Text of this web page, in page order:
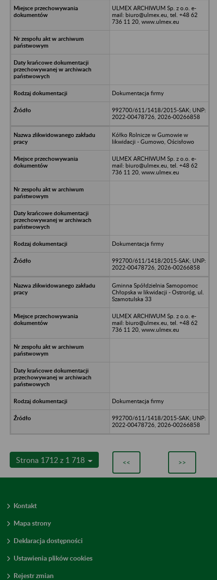
ULMEX ARCHIWUM Sp. z o.o. e-
mail: biuro@ulmex.eu, tel. +48 62
736 11 20, www.ulmex.eu
Dokumentacja firmy
992700/611/1418/2015-SAK; UNP:
2022-00478726, 2026-00266858
Kółko Rolnicze w Gumowie w
likwidacji - Gumowo, Ościsłowo
ULMEX ARCHIWUM Sp. z o.o. e-
mail: biuro@ulmex.eu, tel. +48 62
736 11 20, www.ulmex.eu
Dokumentacja firmy
992700/611/1418/2015-SAK; UNP:
2022-00478726, 2026-00266858
Gminna Spółdzielnia Samopomoc
Chłopska w likwidacji - Ostroróg, ul.
Szamotulska 33
ULMEX ARCHIWUM Sp. z o.o. e-
mail: biuro@ulmex.eu, tel. +48 62
736 11 20, www.ulmex.eu
Dokumentacja firmy
992700/611/1418/2015-SAK; UNP:
2022-00478726, 2026-00266858
Strona 1712 z 1 718 << >>
Kontakt
Mapa strony
Deklaracja dostępności
Ustawienia plików cookies
Rejestr zmian